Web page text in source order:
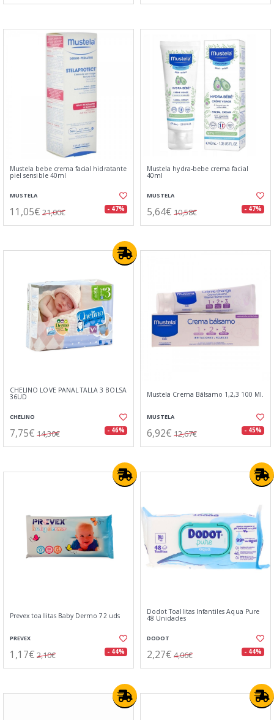
Mustela bebe crema facial hidratante
piel sensible 40ml
MUSTELA
11,05€ 21,00€ - 47%
Mustela hydra-bebe crema facial
40ml
MUSTELA
5,64€ 10,58€ - 47%
CHELINO LOVE PAÑAL TALLA 3 BOLSA
36UD
CHELINO
7,75€ 14,30€ - 46%
Mustela Crema Bálsamo 1,2,3 100 Ml.
MUSTELA
6,92€ 12,67€ - 45%
Prevex toallitas Baby Dermo 72 uds
PREVEX
1,17€ 2,10€ - 44%
Dodot Toallitas Infantiles Aqua Pure
48 Unidades
DODOT
2,27€ 4,06€ - 44%